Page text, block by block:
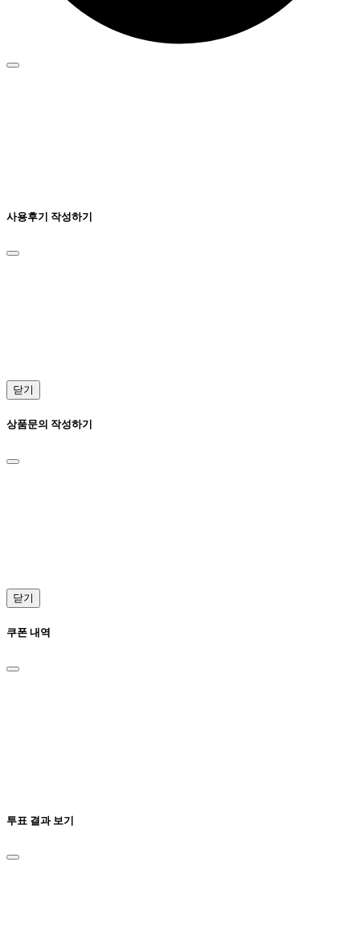
사용후기 작성하기
닫기
상품문의 작성하기
닫기
쿠폰 내역
투표 결과 보기